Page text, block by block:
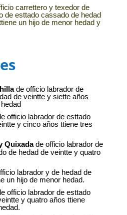
carrettero y texedor de
de esttado cassado de hedad
un hijo de menor hedad y
de officio labrador de
de veintte y siette años
officio labrador de esttado
y cinco años ttiene tres
Quixada de officio labrador de
de hedad de veintte y quatro
labrador y de hedad de
un hijo de menor hedad.
officio labrador de esttado
y quatro años ttiene